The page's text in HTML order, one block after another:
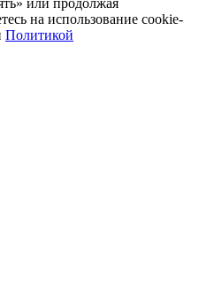
на использование cookie-
Политикой